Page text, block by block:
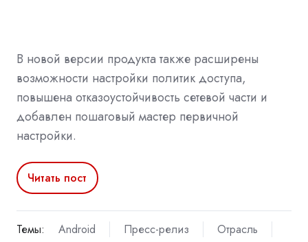
В новой версии продукта также расширены
возможности настройки политик доступа,
повышена отказоустойчивость сетевой части и
добавлен пошаговый мастер первичной
настройки.
Читать пост
Темы: Android Пресс-релиз
Отрасль